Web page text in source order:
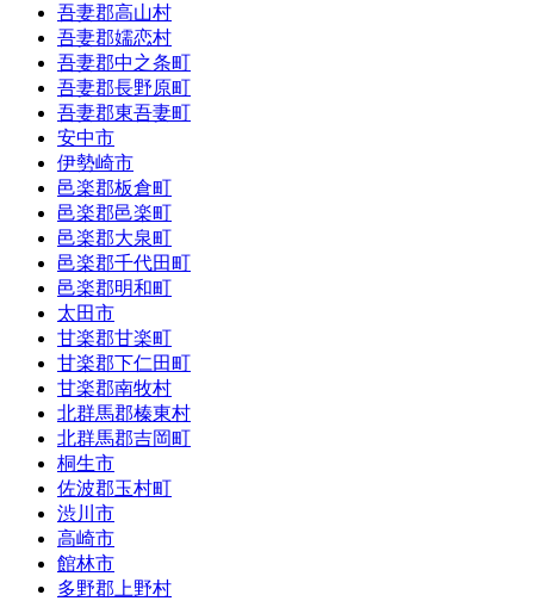
吾妻郡高山村
吾妻郡嬬恋村
吾妻郡中之条町
吾妻郡長野原町
吾妻郡東吾妻町
安中市
伊勢崎市
邑楽郡板倉町
邑楽郡邑楽町
邑楽郡大泉町
邑楽郡千代田町
邑楽郡明和町
太田市
甘楽郡甘楽町
甘楽郡下仁田町
甘楽郡南牧村
北群馬郡榛東村
北群馬郡吉岡町
桐生市
佐波郡玉村町
渋川市
高崎市
館林市
多野郡上野村